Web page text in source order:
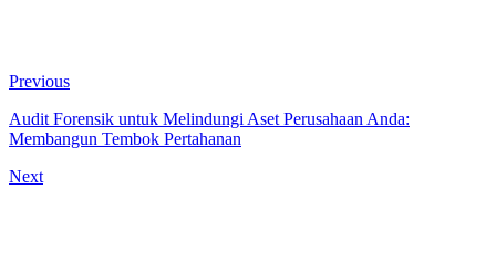
Previous
Audit Forensik untuk Melindungi Aset Perusahaan Anda:
Membangun Tembok Pertahanan
Next